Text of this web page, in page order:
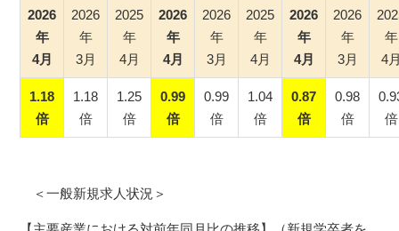
2026
年
4月
2026
年
3月
2025
年
4月
2026
年
4月
2026
年
3月
2025
年
4月
2026
年
4月
2026
年
3月
年
4
1.18
倍
1.18
倍
1.25
倍
0.99
倍
0.99
倍
1.04
倍
0.87
倍
0.98
倍
倍
＜一般新規求人状況＞